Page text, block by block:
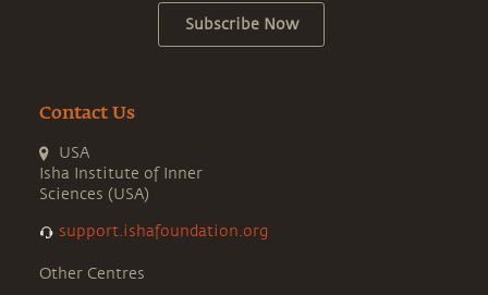
Subscribe Now
Contact Us
USA
Isha Institute of Inner
Sciences (USA)
support.ishafoundation.org
Other Centres